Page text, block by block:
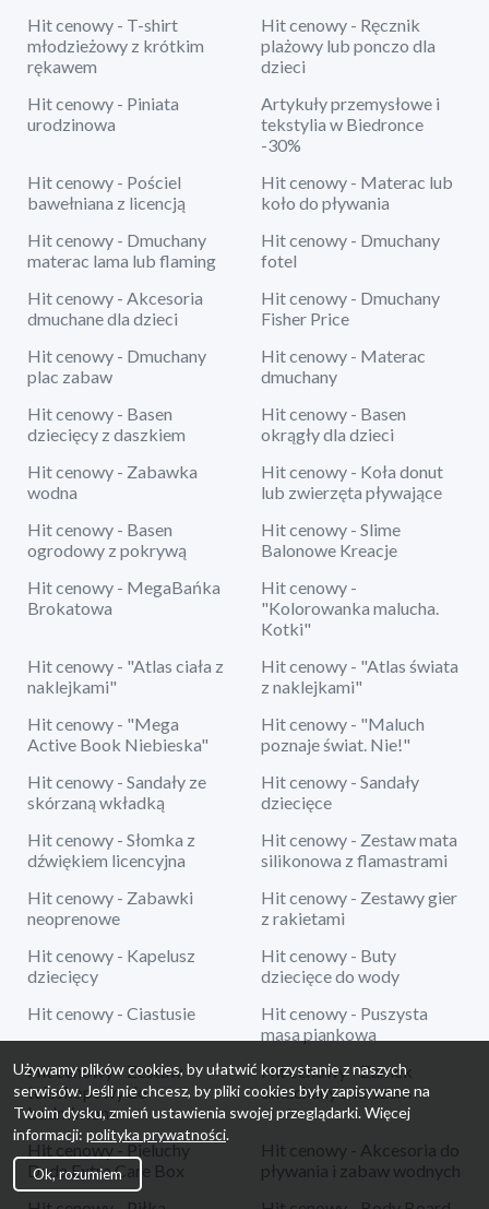
Hit cenowy - T-shirt
młodzieżowy z krótkim
rękawem
Hit cenowy - Ręcznik
plażowy lub ponczo dla
dzieci
Hit cenowy - Piniata
urodzinowa
Artykuły przemysłowe i
tekstylia w Biedronce
-30%
Hit cenowy - Pościel
bawełniana z licencją
Hit cenowy - Materac lub
koło do pływania
Hit cenowy - Dmuchany
materac lama lub flaming
Hit cenowy - Dmuchany
fotel
Hit cenowy - Akcesoria
dmuchane dla dzieci
Hit cenowy - Dmuchany
Fisher Price
Hit cenowy - Dmuchany
plac zabaw
Hit cenowy - Materac
dmuchany
Hit cenowy - Basen
dziecięcy z daszkiem
Hit cenowy - Basen
okrągły dla dzieci
Hit cenowy - Zabawka
wodna
Hit cenowy - Koła donut
lub zwierzęta pływające
Hit cenowy - Basen
ogrodowy z pokrywą
Hit cenowy - Slime
Balonowe Kreacje
Hit cenowy - MegaBańka
Brokatowa
Hit cenowy -
"Kolorowanka malucha.
Kotki"
Hit cenowy - "Atlas ciała z
naklejkami"
Hit cenowy - "Atlas świata
z naklejkami"
Hit cenowy - "Mega
Active Book Niebieska"
Hit cenowy - "Maluch
poznaje świat. Nie!"
Hit cenowy - Sandały ze
skórzaną wkładką
Hit cenowy - Sandały
dziecięce
Hit cenowy - Słomka z
dźwiękiem licencyjna
Hit cenowy - Zestaw mata
silikonowa z flamastrami
Hit cenowy - Zabawki
neoprenowe
Hit cenowy - Zestawy gier
z rakietami
Hit cenowy - Kapelusz
dziecięcy
Hit cenowy - Buty
dziecięce do wody
Hit cenowy - Ciastusie
Hit cenowy - Puszysta
masa piankowa
Hit cenowy - Zestaw
teleskopowy do
badmintona
Hit cenowy - Zamek
dmuchany z koszem
Hit cenowy - Pieluchy
Dada Extra Care Box
Hit cenowy - Akcesoria do
pływania i zabaw wodnych
Używamy plików cookies, by ułatwić korzystanie z naszych
serwisów. Jeśli nie chcesz, by pliki cookies były zapisywane na
Twoim dysku, zmień ustawienia swojej przeglądarki. Więcej
informacji: polityka prywatności.
Ok, rozumiem